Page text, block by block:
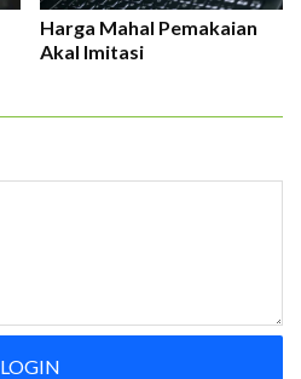
Harga Mahal Pemakaian
Akal Imitasi
LOGIN